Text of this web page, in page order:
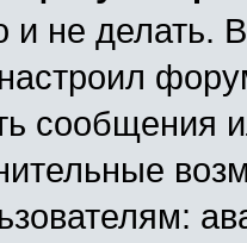
не делать.
сообщения